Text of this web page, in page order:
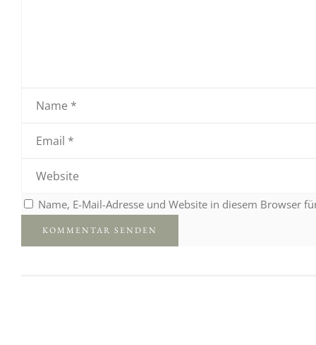
Name, E-Mail-Adresse und Website in diesem Browser